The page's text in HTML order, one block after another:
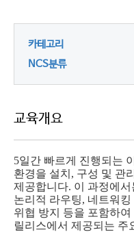
카테고리
NCS분류
교육개요
5일간 빠르게 진행되는
환경을 설치, 구성 및 관
제공합니다. 이 과정에
논리적 라우팅, 네트워
위협 방지 등을 포함하여
릴리스에서 제공되는 주